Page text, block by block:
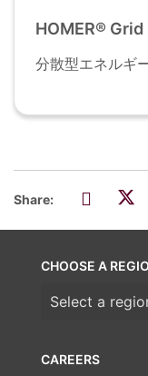
HOMER® Grid
分散型エネルギ
Share:
CAREERS
CHOOSE A
Choose a